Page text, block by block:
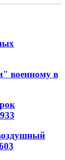
военному в